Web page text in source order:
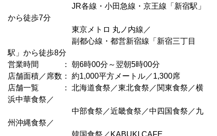
JR各線・小田急線・京王線「新宿駅」
から徒歩7分
東京メトロ 丸ノ内線／
副都心線・都営新宿線「新宿三丁目
駅」から徒歩8分
営業時間 ： 朝6時00分～翌朝5時00分
店舗面積／席数： 約1,000平方メートル／1,300席
店舗一覧 ： 北海道食祭／東北食祭／関東食祭／横
浜中華食祭／
中部食祭／近畿食祭／中四国食祭／九
州沖縄食祭／
韓国食祭／KABUKI CAFE